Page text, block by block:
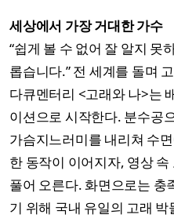
세상에서 가장 거대한 가수
“쉽게 볼 수 없어 잘 알지 못
롭습니다.” 전 세계를 돌며
다큐멘터리 <고래와 나>는
이션으로 시작한다. 분수공
가슴지느러미를 내리쳐 수
한 동작이 이어지자, 영상
풀어 오른다. 화면으로는 충
기 위해 국내 유일의 고래